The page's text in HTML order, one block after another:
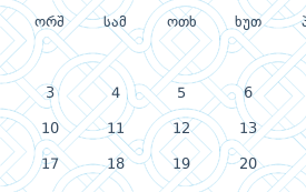
ორშ სამ ოთხ ხუთ
3 4 5 6
10 11 12 13
17 18 19 20